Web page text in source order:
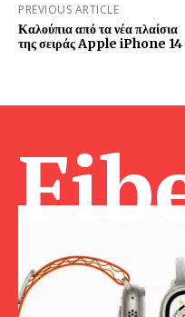
PREVIOUS ARTICLE
Καλούπια από τα νέα πλαίσια
της σειράς Apple iPhone 14